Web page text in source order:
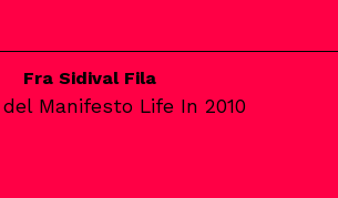
Fra Sidival Fila
Manifesto Life In 2010